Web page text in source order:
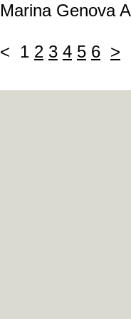
Marina Genova
< 1 2 3 4 5 6 >